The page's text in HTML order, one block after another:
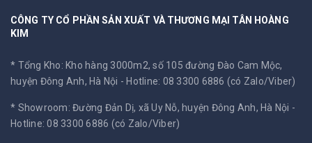
CÔNG TY CỔ PHẦN SẢN XUẤT VÀ THƯƠNG MẠI TÂN HOÀNG
KIM
* Tổng Kho: Kho hàng 3000m2, số 105 đường Đào Cam Mộc,
huyện Đông Anh, Hà Nội -Hotline: 08 3300 6886 (có Zalo/Viber)
* Showroom: Đường Đản Dị, xã Uy Nỗ, huyện Đông Anh, Hà Nội -
Hotline: 08 3300 6886 (có Zalo/Viber)